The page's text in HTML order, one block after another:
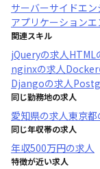
サーバーサイドエン
アプリケーションエ
関連スキル
jQueryの求人HTML
nginxの求人Docker
Djangoの求人
同じ勤務地の求人
愛知県の求人東京都
同じ年収帯の求人
年収500万円の求人
特徴が近い求人